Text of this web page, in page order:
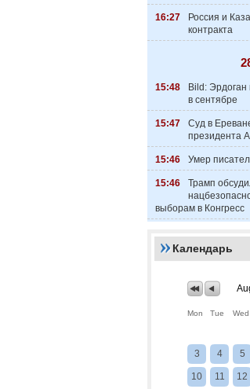
16:27
Россия и
контракта
15:48
Bild:
в сентябре
15:47
Суд в
президента
15:46 Умер
15:46
Трамп
выборам в Конгресс
Календарь
Mon Tue Wed
3 4 5
10 11 12